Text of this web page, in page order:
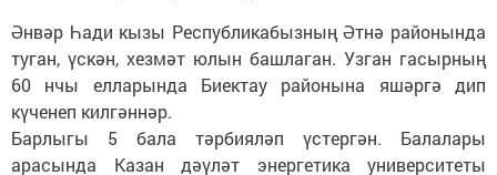
Әнвәр Һади кызы Республикабызның Әтнә районында
туган, үскән, хезмәт юлын башлаган. Узган гасырның
60 нчы елларында Биектау районына яшәргә дип
күченеп килгәннәр.
Барлыгы 5 бала тәрбияләп үстергән. Балалары
арасында Казан дәүләт энергетика университеты